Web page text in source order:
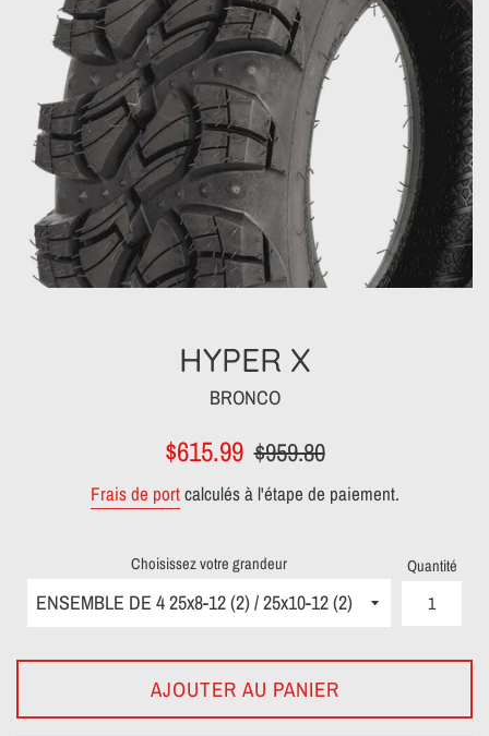
HYPER X
BRONCO
Prix
$615.99 Prix
$959.80
Frais de portcalculés à l'étape de paiement.
Choisissez votre grandeur Quantité
AJOUTER AU PANIER